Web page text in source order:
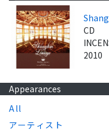
CD
2010
Appearances
All
アーティスト